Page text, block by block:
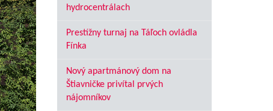
hydrocentrálach
Prestížny turnaj na Táľoch ovládla
Fínka
Nový apartmánový dom na
Štiavničke privítal prvých
nájomníkov